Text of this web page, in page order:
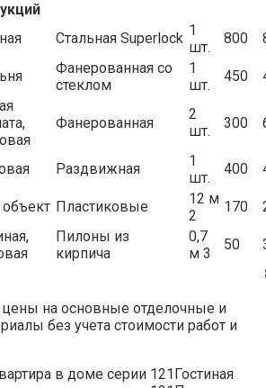
Стальная Superlock 1
шт.
800
Фанерованная со
стеклом
1
шт.
450
Фанерованная
2
шт.
300
Раздвижная
1
шт.
400
Пластиковые
12 м
2
170
Пилоны из
кирпича
0,7
м 3
50
цены на основные отделочные и
без учета стоимости работ и
Гостиная